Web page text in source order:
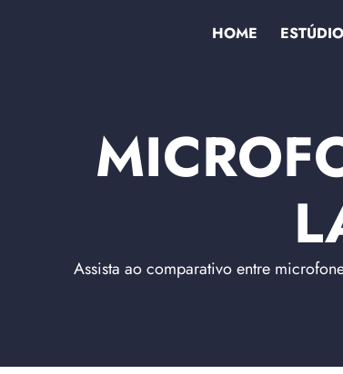
HOME
Assista ao comparativo entre